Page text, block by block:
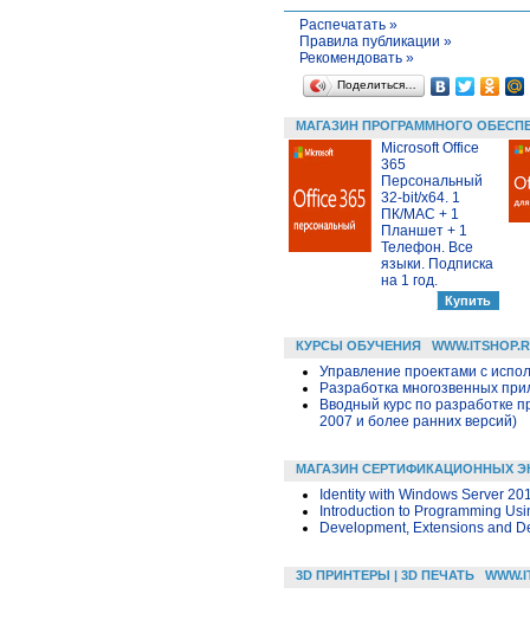
Распечатать »
Правила публикации »
Рекомендовать »
Поделиться…
МАГАЗИН ПРОГРАММНОГО
Microsoft Office
365
Персональный
32-bit/x64. 1
ПК/MAC + 1
Планшет + 1
Телефон. Все
языки. Подписка
на 1 год.
КУРСЫ ОБУЧЕНИЯ
Управление проектами с
Разработка многозвенных
Вводный курс по разработке
2007 и более ранних версий)
МАГАЗИН СЕРТИФИКАЦИОННЫХ
Identity with Windows Server
Introduction to Programming
Development, Extensions and
3D ПРИНТЕРЫ | 3D ПЕЧАТЬ